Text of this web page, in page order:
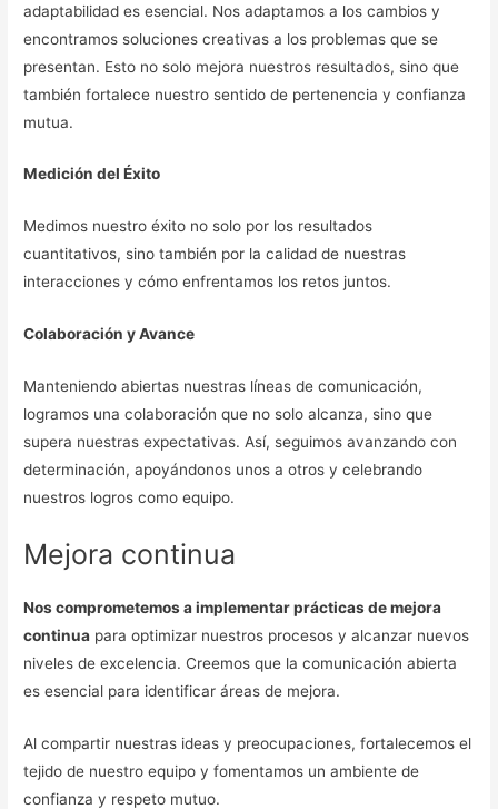
adaptabilidad es esencial. Nos adaptamos a los cambios y
encontramos soluciones creativas a los problemas que se
presentan. Esto no solo mejora nuestros resultados, sino que
también fortalece nuestro sentido de pertenencia y confianza
mutua.
Medición del Éxito
Medimos nuestro éxito no solo por los resultados
cuantitativos, sino también por la calidad de nuestras
interacciones y cómo enfrentamos los retos juntos.
Colaboración y Avance
Manteniendo abiertas nuestras líneas de comunicación,
logramos una colaboración que no solo alcanza, sino que
supera nuestras expectativas. Así, seguimos avanzando con
determinación, apoyándonos unos a otros y celebrando
nuestros logros como equipo.
Mejora continua
Nos comprometemos a implementar prácticas de mejora
continua para optimizar nuestros procesos y alcanzar nuevos
niveles de excelencia. Creemos que la comunicación abierta
es esencial para identificar áreas de mejora.
Al compartir nuestras ideas y preocupaciones, fortalecemos el
tejido de nuestro equipo y fomentamos un ambiente de
confianza y respeto mutuo.